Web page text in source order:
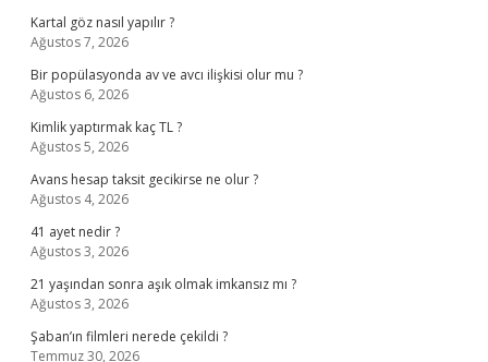
Kartal göz nasıl yapılır ?
Ağustos 7, 2026
Bir popülasyonda av ve avcı ilişkisi olur mu ?
Ağustos 6, 2026
Kimlik yaptırmak kaç TL ?
Ağustos 5, 2026
Avans hesap taksit gecikirse ne olur ?
Ağustos 4, 2026
41 ayet nedir ?
Ağustos 3, 2026
21 yaşından sonra aşık olmak imkansız mı ?
Ağustos 3, 2026
Şaban’ın filmleri nerede çekildi ?
Temmuz 30, 2026